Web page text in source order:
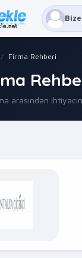
Firma Rehberi
arasından